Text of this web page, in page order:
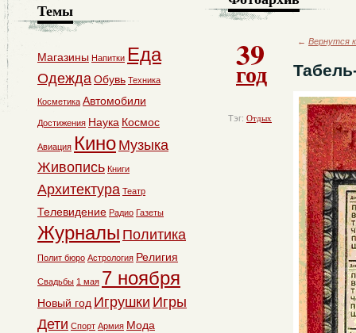
39
год
Тэг: Отдых
← Вернутся
Темы
Магазины Напитки Еда
ОдеждаОбувь Техника
Косметика Автомобили
Достижения Наука Космос
Авиация Кино Музыка
Живопись Книги
Архитектура Театр
Телевидение Радио Газеты
Журналы Политика
Полит бюро Астрология Религия
Свадьбы 1 мая 7 ноября
Новый год Игрушки Игры
Дети Спорт Армия Мода